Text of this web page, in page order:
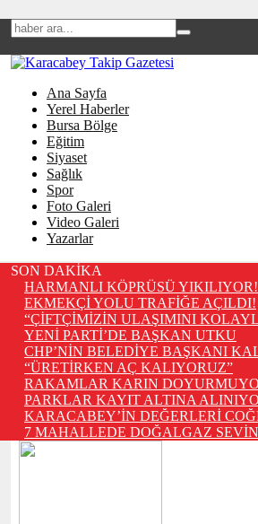
Ana Sayfa
Yerel Haberler
Bursa Bölge
Eğitim
Siyaset
Sağlık
Spor
Foto Galeri
Video Galeri
Yazarlar
SON DAKİKA
HARMANLI KÖPRÜSÜ YIKILIYOR!
EKMEKÇİ YOLU TRAFİĞE AÇILDI!
“ÇİFTÇİMİZİN ULAŞIMINI
YENİ PARTİ’DE BAŞKAN UTKU
CHP’NİN BELEDİYE BAŞKANI
“ÜRETİRKEN AÇ KALIYORUZ”
RAKAMLAR KARIN
PARKLAR KAYIT ALTINA
KARACABEY’İN DEĞERLERİ
7 MAHALLEDE DOĞALGAZ